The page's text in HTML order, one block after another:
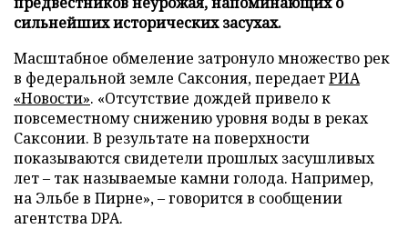
сильнейших исторических засухах.
Масштабное обмеление затронуло множество рек
в федеральной земле Саксония, передаетРИА
«Новости». «Отсутствие дождей привело к
повсеместному снижению уровня воды в реках
Саксонии. В результате на поверхности
показываются свидетели прошлых засушливых
лет – так называемые камни голода. Например,
на Эльбе в Пирне», – говорится в сообщении
агентства DPA.